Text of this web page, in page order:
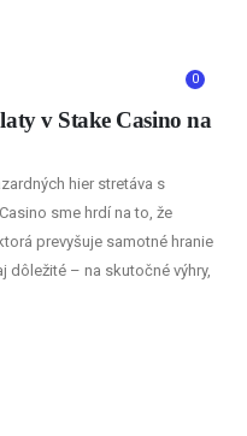
0
v Stake Casino na
hier stretáva s
Casino sme hrdí na to, že
prevyšuje samotné hranie
dôležité – na skutočné výhry,